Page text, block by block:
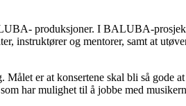
produksjoner. I BALUBA-
instruktører og mentorer, samt at
er at konsertene skal bli så gode
har mulighet til å jobbe med